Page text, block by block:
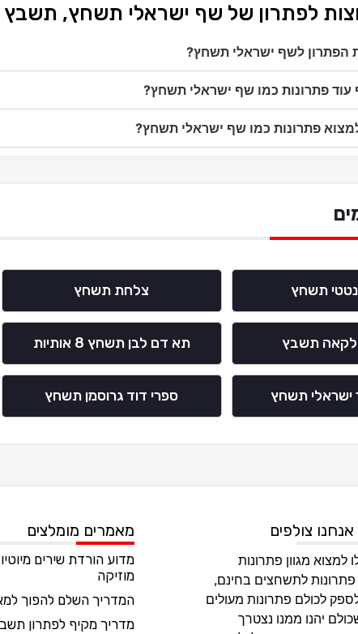
לפתרון של שף ישראלי תשחץ, תשבץ
הפתרון לשף ישראלי תשחץ?
עוד פתרונות כמו שף ישראלי תשחץ?
למצוא פתרונות כמו שף ישראלי תשחץ?
תשחץ צלחת תשחץ
תשבץ תא דם לבן תשחץ 8 אותיות
ישראלי תשחץ ספרי דוד גרוסמן תשחץ
אנחנו צולפים
למצוא מגוון פתרונות
פתרונות לתשחצים בחינם,
לכולם פתרונות מעולים
יהנו ממנו נצטרך
מאמרים מומלצים
מדוע הורדת שירים
מוזיקה
המדריך השלם להפוך
מדריך מקיף לפתרון